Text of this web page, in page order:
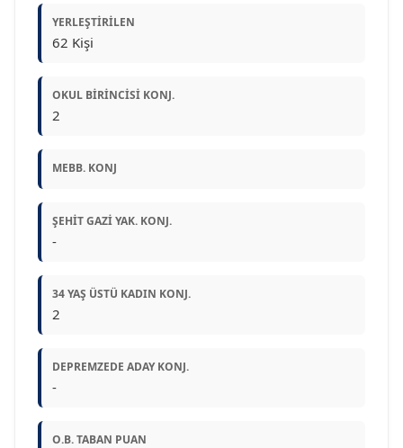
YERLEŞTIRILEN
62 Kişi
OKUL BIRINCISI KONJ.
2
MEBB. KONJ
ŞEHIT GAZI YAK. KONJ.
-
34 YAŞ ÜSTÜ KADIN KONJ.
2
DEPREMZEDE ADAY KONJ.
-
O.B. TABAN PUAN